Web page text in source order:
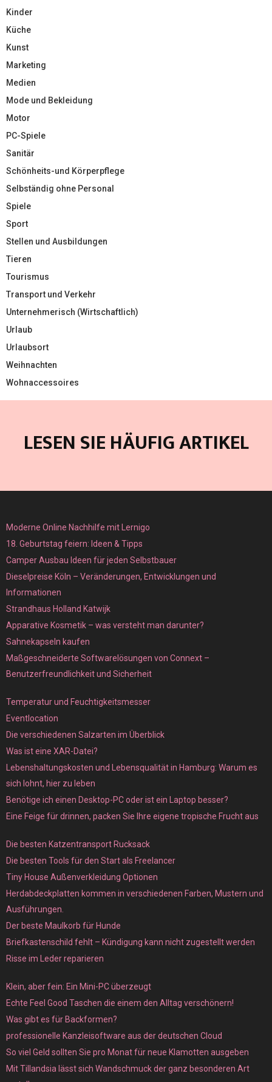
Kinder
Küche
Kunst
Marketing
Medien
Mode und Bekleidung
Motor
PC-Spiele
Sanitär
Schönheits-und Körperpflege
Selbständig ohne Personal
Spiele
Sport
Stellen und Ausbildungen
Tieren
Tourismus
Transport und Verkehr
Unternehmerisch (Wirtschaftlich)
Urlaub
Urlaubsort
Weihnachten
Wohnaccessoires
LESEN SIE HÄUFIG ARTIKEL
Moderne Online Nachhilfe mit Lernigo
18. Geburtstag feiern: Ideen & Tipps
Camper Ausbau Ideen für jeden Selbstbauer
Dieselpreise Köln – Veränderungen, Entwicklungen und
Informationen
Strandhaus Holland Katwijk
Apparative Kosmetik – was versteht man darunter?
Sahnekapseln kaufen
Maßgeschneiderte Softwarelösungen von Connext –
Benutzerfreundlichkeit und Sicherheit
Temperatur und Feuchtigkeitsmesser
Eventlocation
Die verschiedenen Salzarten im Überblick
Was ist eine XAR-Datei?
Lebenshaltungskosten und Lebensqualität in Hamburg: Warum es
sich lohnt, hier zu leben
Benötige ich einen Desktop-PC oder ist ein Laptop besser?
Eine Feige für drinnen, packen Sie Ihre eigene tropische Frucht aus
Die besten Katzentransport Rucksack
Die besten Tools für den Start als Freelancer
Tiny House Außenverkleidung Optionen
Herdabdeckplatten kommen in verschiedenen Farben, Mustern und
Ausführungen.
Der beste Maulkorb für Hunde
Briefkastenschild fehlt – Kündigung kann nicht zugestellt werden
Risse im Leder reparieren
Klein, aber fein: Ein Mini-PC überzeugt
Echte Feel Good Taschen die einem den Alltag verschönern!
Was gibt es für Backformen?
professionelle Kanzleisoftware aus der deutschen Cloud
So viel Geld sollten Sie pro Monat für neue Klamotten ausgeben
Mit Tillandsia lässt sich Wandschmuck der ganz besonderen Art